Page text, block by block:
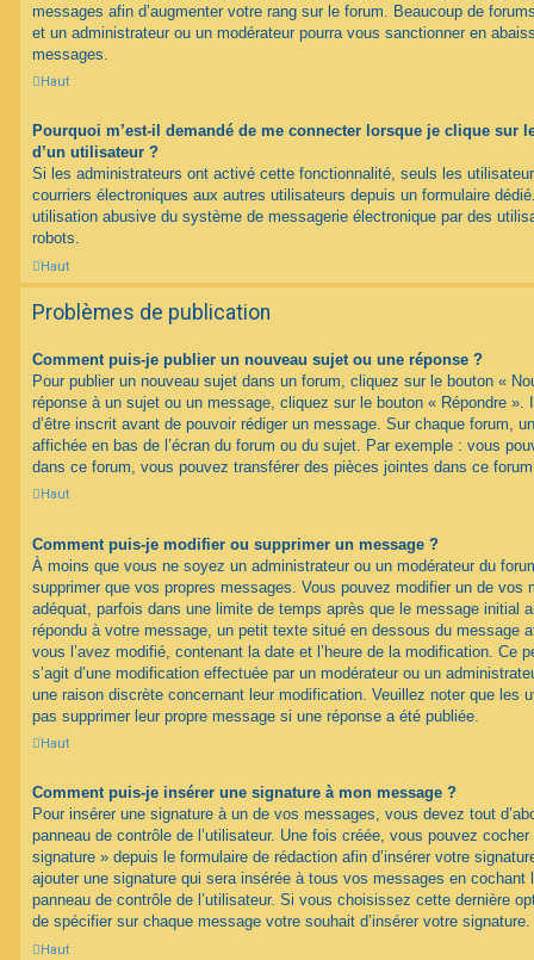
messages afin d’augmenter votre rang sur le forum. Beaucoup de
et un administrateur ou un modérateur pourra vous sanctionner en
messages.
Haut
Pourquoi m’est-il demandé de me connecter lorsque je clique sur
d’un utilisateur ?
Si les administrateurs ont activé cette fonctionnalité, seuls les
courriers électroniques aux autres utilisateurs depuis un formulaire
utilisation abusive du système de messagerie électronique par des
robots.
Haut
Problèmes de publication
Comment puis-je publier un nouveau sujet ou une réponse ?
Pour publier un nouveau sujet dans un forum, cliquez sur le bouton «
réponse à un sujet ou un message, cliquez sur le bouton « Répondre
d’être inscrit avant de pouvoir rédiger un message. Sur chaque forum,
affichée en bas de l’écran du forum ou du sujet. Par exemple : vous
dans ce forum, vous pouvez transférer des pièces jointes dans ce
Haut
Comment puis-je modifier ou supprimer un message ?
À moins que vous ne soyez un administrateur ou un modérateur du
supprimer que vos propres messages. Vous pouvez modifier un de vos
adéquat, parfois dans une limite de temps après que le message initial
répondu à votre message, un petit texte situé en dessous du message
vous l’avez modifié, contenant la date et l’heure de la modification. Ce
s’agit d’une modification effectuée par un modérateur ou un
une raison discrète concernant leur modification. Veuillez noter que les
pas supprimer leur propre message si une réponse a été publiée.
Haut
Comment puis-je insérer une signature à mon message ?
Pour insérer une signature à un de vos messages, vous devez tout
panneau de contrôle de l’utilisateur. Une fois créée, vous pouvez
signature » depuis le formulaire de rédaction afin d’insérer votre
ajouter une signature qui sera insérée à tous vos messages en cochant
panneau de contrôle de l’utilisateur. Si vous choisissez cette dernière
de spécifier sur chaque message votre souhait d’insérer votre signature.
Haut